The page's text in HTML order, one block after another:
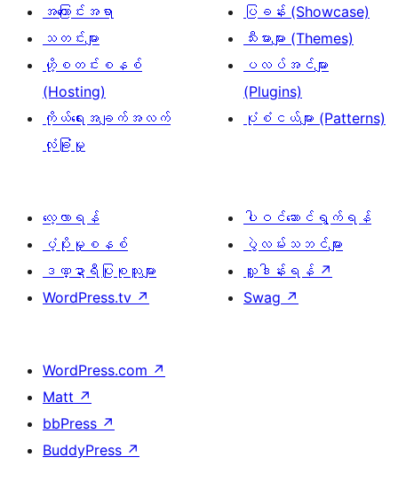
အကြောင်းအရာ
သတင်းများ
ဟို့စတင်းစနစ်
(Hosting)
ကိုယ်ရေးအချက်အလက်
လုံခြုံမှု
ပြခန်း (Showcase)
သီးမားများ (Themes)
ပလပ်အင်များ
(Plugins)
ပုံစံငယ်များ (Patterns)
လေ့လာရန်
ပံ့ပိုးမှုစနစ်
ဒဏ္ဍာရီပြုစုသူများ
WordPress.tv ↗
ပါဝင်ဆောင်ရွက်ရန်
ပွဲလမ်းသဘင်များ
လှူဒါန်းရန် ↗
Swag ↗
WordPress.com ↗
Matt ↗
bbPress ↗
BuddyPress ↗